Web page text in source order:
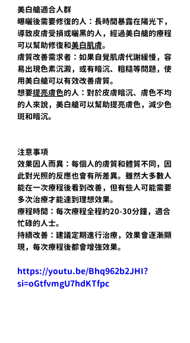
美白艙適合人群
曝曬後需要修復的人：長時間暴露在陽光下，
導致皮膚受損或曬黑的人，經過美白艙的療程
可以幫助修復和美白肌膚。
膚質改善需求者：如果自覺肌膚代謝緩慢，容
易出現色素沉澱，或有暗沉、粗糙等問題，使
用美白艙可以有效改善膚質。
想要提亮膚色的人：對於皮膚暗沉、膚色不均
的人來說，美白艙可以幫助提亮膚色，減少色
斑和暗沉。
注意事項
效果因人而異：每個人的膚質和體質不同，因
此對光照的反應也會有所差異。雖然大多數人
能在一次療程後看到改善，但有些人可能需要
多次治療才能達到理想效果。
療程時間：每次療程全程約20-30分鐘，適合
忙碌的人士。
持續改善：建議定期進行治療，效果會逐漸顯
現，每次療程後都會增強效果。
https://youtu.be/Bhq962b2JHI?
si=oGtfvmgU7hdKTfpc